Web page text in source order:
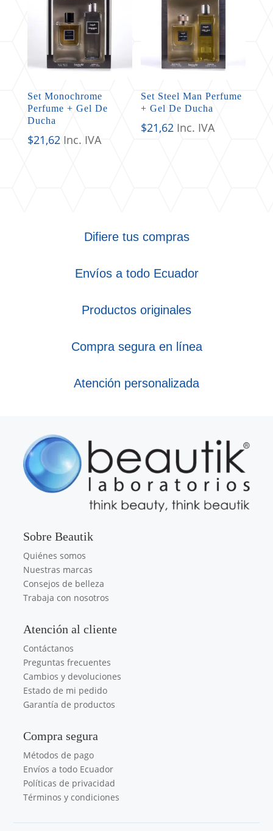
Set Monochrome
Perfume + Gel De
Ducha
$21,62 Inc. IVA
Set Steel Man Perfume
+ Gel De Ducha
$21,62 Inc. IVA
Difiere tus compras
Envíos a todo Ecuador
Productos originales
Compra segura en línea
Atención personalizada
Sobre Beautik
Quiénes somos
Nuestras marcas
Consejos de belleza
Trabaja con nosotros
Atención al cliente
Contáctanos
Preguntas frecuentes
Cambios y devoluciones
Estado de mi pedido
Garantía de productos
Compra segura
Métodos de pago
Envíos a todo Ecuador
Políticas de privacidad
Términos y condiciones